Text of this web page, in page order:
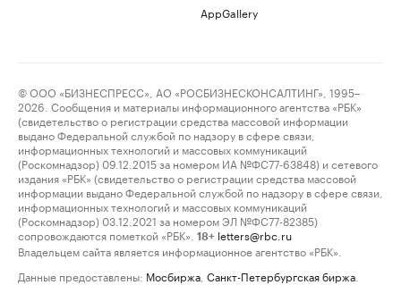
AppGallery
© ООО «БИЗНЕСПРЕСС», АО «РОСБИЗНЕСКОНСАЛТИНГ», 1995–
2026. Сообщения и материалы информационного агентства «РБК»
(свидетельство о регистрации средства массовой информации
выдано Федеральной службой по надзору в сфере связи,
информационных технологий и массовых коммуникаций
(Роскомнадзор) 09.12.2015 за номером ИА №ФС77-63848) и сетевого
издания «РБК» (свидетельство о регистрации средства массовой
информации выдано Федеральной службой по надзору в сфере связи,
информационных технологий и массовых коммуникаций
(Роскомнадзор) 03.12.2021 за номером ЭЛ №ФС77-82385)
сопровождаются пометкой «РБК».
18+ letters@rbc.ru
Владельцем сайта является информационное агентство «РБК».
Данные предоставлены: Мосбиржа Санкт-Петербургская биржа